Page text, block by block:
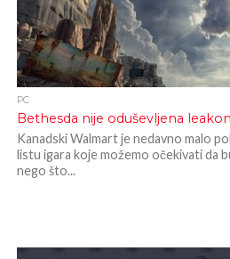
PC
Bethesda nije oduševljena
Kanadski Walmart je nedavno malo
listu igara koje možemo očekivati da
nego što...